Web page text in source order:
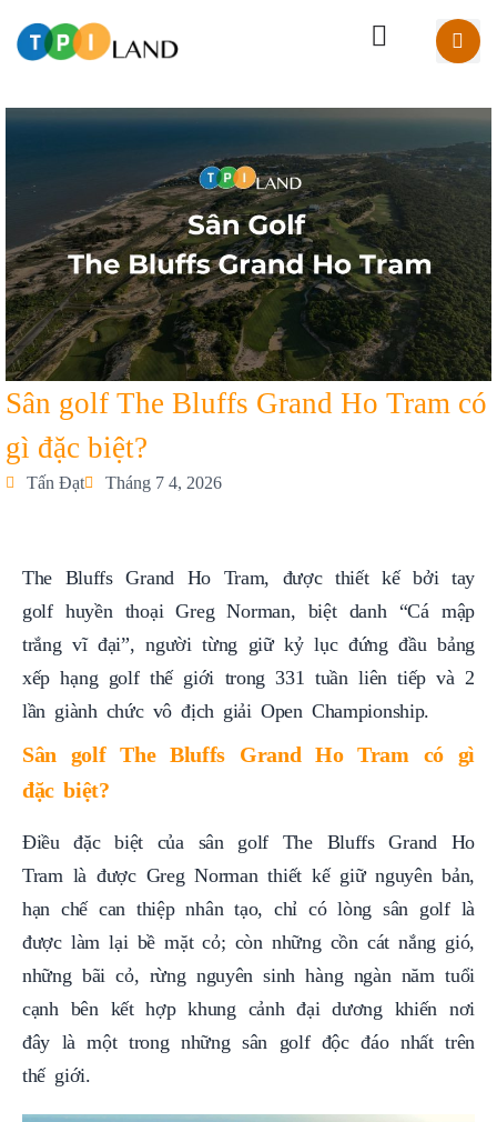
Sân golf The Bluffs Grand Ho Tram có
gì đặc biệt?
Tấn Đạt Tháng 7 4, 2026
The Bluffs Grand Ho Tram, được thiết kế bởi tay
golf huyền thoại Greg Norman, biệt danh “Cá mập
trắng vĩ đại”, người từng giữ kỷ lục đứng đầu bảng
xếp hạng golf thế giới trong 331 tuần liên tiếp và 2
lần giành chức vô địch giải Open Championship.
Sân golf The Bluffs Grand Ho Tram có gì
đặc biệt?
Điều đặc biệt của sân golf The Bluffs Grand Ho
Tram là được Greg Norman thiết kế giữ nguyên bản,
hạn chế can thiệp nhân tạo, chỉ có lòng sân golf là
được làm lại bề mặt cỏ; còn những cồn cát nắng gió,
những bãi cỏ, rừng nguyên sinh hàng ngàn năm tuổi
cạnh bên kết hợp khung cảnh đại dương khiến nơi
đây là một trong những sân golf độc đáo nhất trên
thế giới.